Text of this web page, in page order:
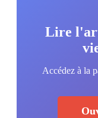
Lire
Accédez à la